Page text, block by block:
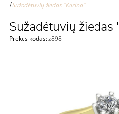
Sužadėtuvių žiedas "Karina"
Sužadėtuvių žiedas
Prekės kodas:z898